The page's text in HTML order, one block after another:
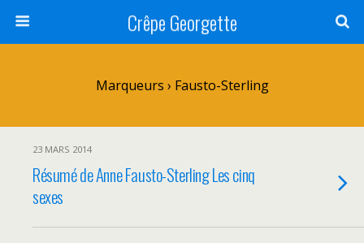
Crêpe Georgette
Marqueurs › Fausto-Sterling
23 MARS 2014
Résumé de Anne Fausto-Sterling Les cinq
sexes